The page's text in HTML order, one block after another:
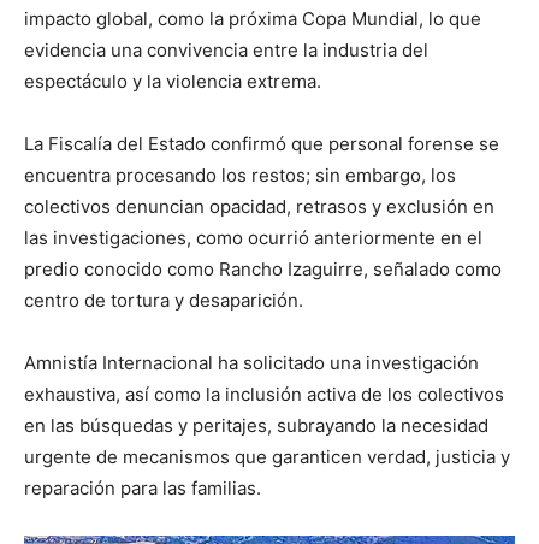
impacto global, como la próxima Copa Mundial, lo que
evidencia una convivencia entre la industria del
espectáculo y la violencia extrema.
La Fiscalía del Estado confirmó que personal forense se
encuentra procesando los restos; sin embargo, los
colectivos denuncian opacidad, retrasos y exclusión en
las investigaciones, como ocurrió anteriormente en el
predio conocido como Rancho Izaguirre, señalado como
centro de tortura y desaparición.
Amnistía Internacional ha solicitado una investigación
exhaustiva, así como la inclusión activa de los colectivos
en las búsquedas y peritajes, subrayando la necesidad
urgente de mecanismos que garanticen verdad, justicia y
reparación para las familias.